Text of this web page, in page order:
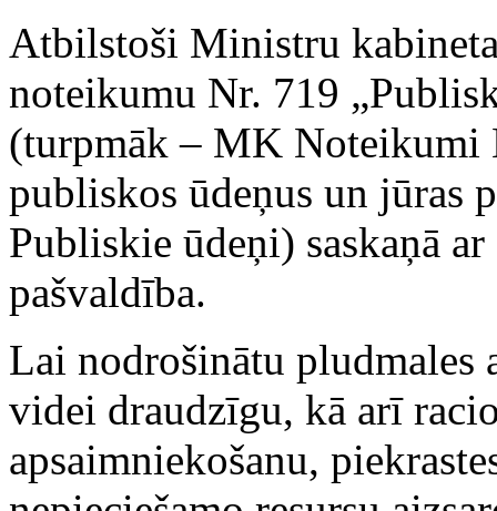
Atbilstoši Ministru
noteikumu Nr. 719
(turpmāk – MK Noteikumi
publiskos ūdeņus un jūras
Publiskie ūdeņi) saskaņā
pašvaldība.
Lai nodrošinātu
videi draudzīgu, kā arī
apsaimniekošanu,